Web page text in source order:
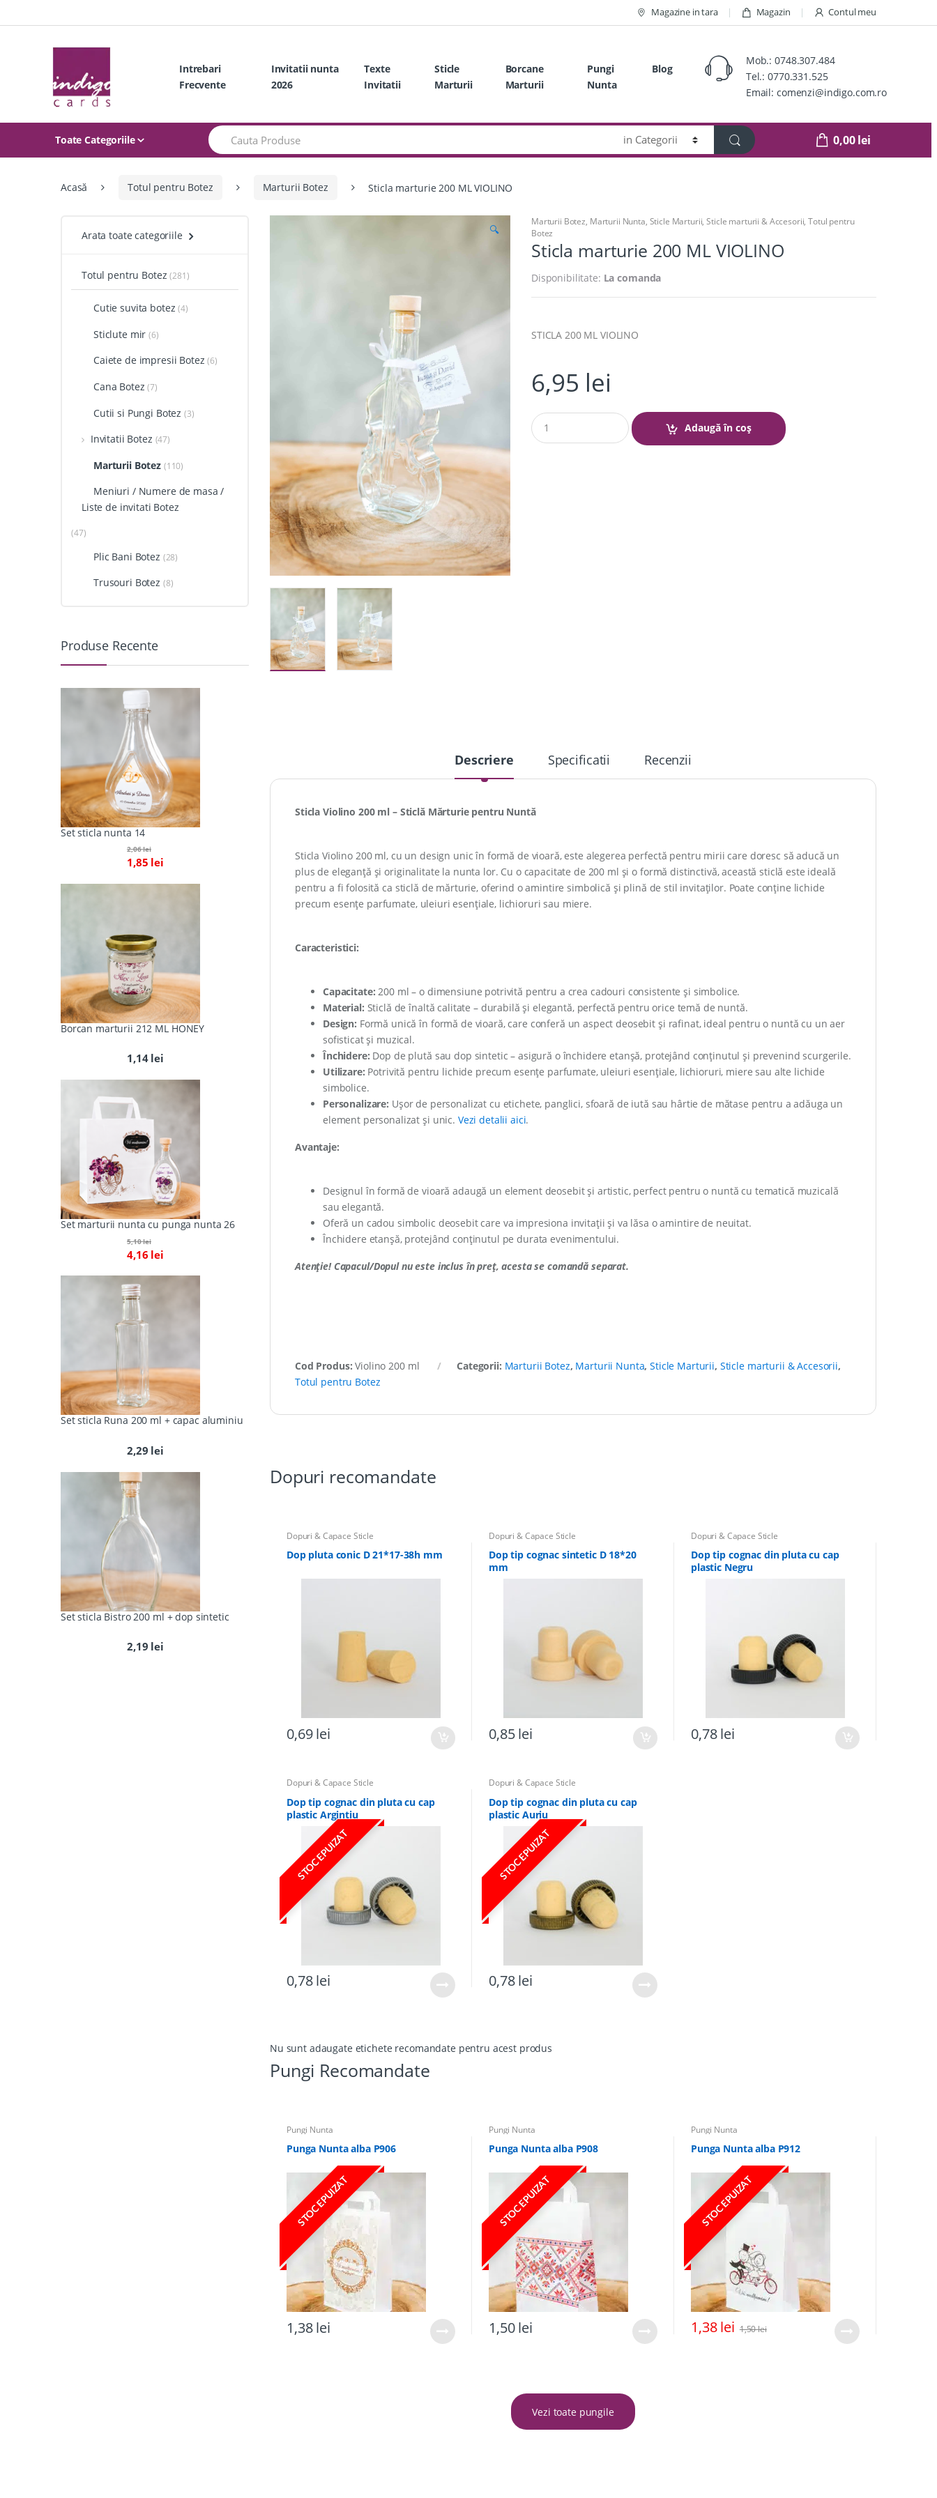
to
to
Magazine in tara Magazin Contul meu
Intrebari
Frecvente
Invitatii nunta
2026
Texte
Invitatii
Sticle
Marturii
Borcane
Marturii
Pungi
Nunta
Blog
Mob.:0748.307.484
Tel.:0770.331.525
Email: comenzi@indigo.com.ro
Toate Categoriile
Search
0,00lei
Acasă Totul pentru Botez Marturii Botez Sticla marturie 200 ML VIOLINO
🔍
Marturii Botez, Marturii Nunta, Sticle Marturii,Sticle marturii & Accesorii,Totul pentru
Botez
Sticla marturie 200 ML VIOLINO
Disponibilitate: La comanda
STICLA 200 ML VIOLINO
6,95 lei
Q
u
Adaugă în coș
Descriere Specificatii Recenzii
Sticla Violino 200 ml – Sticlă Mărturie pentru Nuntă
Sticla Violino 200 ml, cu un design unic în formă de vioară, este alegerea perfectă pentru mirii care doresc să aducă un
plus de eleganță și originalitate la nunta lor. Cu o capacitate de 200 ml și o formă distinctivă, această sticlă este ideală
pentru a fi folosită ca sticlă de mărturie, oferind o amintire simbolică și plină de stil invitaților. Poate conține lichide
precum esențe parfumate, uleiuri esențiale, lichioruri sau miere.
Caracteristici:
Capacitate: 200 ml – o dimensiune potrivită pentru a crea cadouri consistente și simbolice.
Material: Sticlă de înaltă calitate – durabilă și elegantă, perfectă pentru orice temă de nuntă.
Design: Formă unică în formă de vioară, care conferă un aspect deosebit și rafinat, ideal pentru o nuntă cu un aer
sofisticat și muzical.
Închidere: Dop de plută sau dop sintetic – asigură o închidere etanșă, protejând conținutul și prevenind scurgerile.
Utilizare: Potrivită pentru lichide precum esențe parfumate, uleiuri esențiale, lichioruri, miere sau alte lichide
simbolice.
Personalizare: Ușor de personalizat cu etichete, panglici, sfoară de iută sau hârtie de mătase pentru a adăuga un
element personalizat și unic. Vezi detalii aici.
Avantaje:
Designul în formă de vioară adaugă un element deosebit și artistic, perfect pentru o nuntă cu tematică muzicală
sau elegantă.
Oferă un cadou simbolic deosebit care va impresiona invitații și va lăsa o amintire de neuitat.
Închidere etanșă, protejând conținutul pe durata evenimentului.
Atenție! Capacul/Dopul nu este inclus în preț, acesta se comandă separat.
Cod Produs:Violino 200 ml Categorii: Marturii Botez, Marturii Nunta,Sticle Marturii, Sticle marturii & Accesorii,
Totul pentru Botez
Dopuri recomandate
Dopuri & Capace Sticle
Dop pluta conic D 21*17-38h mm
0,69lei
Dopuri & Capace Sticle
Dop tip cognac sintetic D 18*20
mm
0,85lei
Dopuri & Capace Sticle
Dop tip cognac din pluta cu cap
plastic Negru
0,78lei
Dopuri & Capace Sticle
Dop tip cognac din pluta cu cap
plastic Argintiu
STOC EPUIZAT
0,78lei
Dopuri & Capace Sticle
Dop tip cognac din pluta cu cap
plastic Auriu
STOC EPUIZAT
0,78lei
Nu sunt adaugate etichete recomandate pentru acest produs
Pungi Recomandate
Pungi Nunta
Punga Nunta alba P906
STOC EPUIZAT
1,38lei
Pungi Nunta
Punga Nunta alba P908
STOC EPUIZAT
1,50lei
Pungi Nunta
Punga Nunta alba P912
STOC EPUIZAT
1,38lei 1,50lei
Vezi toate pungile
Arata toate categoriile
Totul pentru Botez (281)
Cutie suvita botez (4)
Sticlute mir (6)
Caiete de impresii Botez (6)
Cana Botez (7)
Cutii si Pungi Botez (3)
Invitatii Botez (47)
Marturii Botez (110)
Meniuri / Numere de masa /
Liste de invitati Botez
(47)
Plic Bani Botez (28)
Trusouri Botez (8)
Produse Recente
Set sticla nunta 14
1,85 lei
2,06lei
Borcan marturii 212 ML HONEY
1,14 lei
Set marturii nunta cu punga nunta 26
4,16 lei
5,10lei
Set sticla Runa 200 ml + capac aluminiu
2,29 lei
Set sticla Bistro 200 ml + dop sintetic
2,19 lei